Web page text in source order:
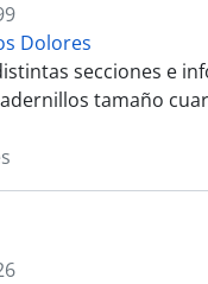
Dolores
secciones e
tamaño